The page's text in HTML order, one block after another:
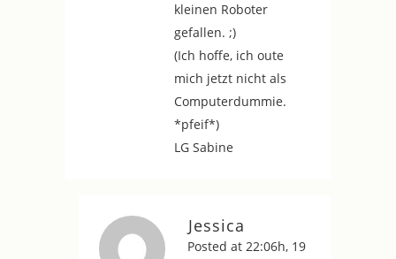
kleinen Roboter
gefallen. ;)
(Ich hoffe, ich oute
mich jetzt nicht als
Computerdummie.
*pfeif*)
LG Sabine
Jessica
Posted at 22:06h, 19